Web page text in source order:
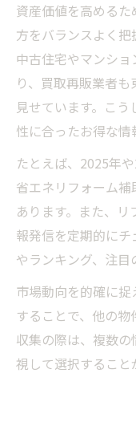
資産価値を高める
方をバランスよく
中古住宅やマンシ
り、買取再販業者
見せています。こ
性に合ったお得な情
たとえば、2025年
省エネリフォーム
あります。また、
報発信を定期的に
やランキング、注目
市場動向を的確に
することで、他の
収集の際は、複数
視して選択すること